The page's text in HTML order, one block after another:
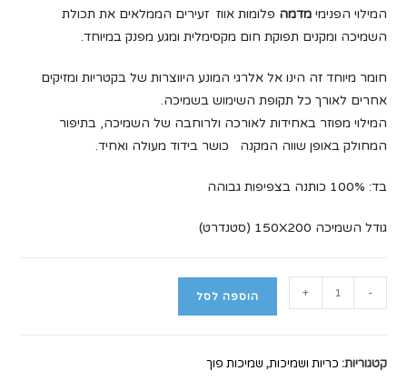
המילוי הפנימימדמה פלומות אווז זעירים הממלאים את תכולת
השמיכה ומקנים תפוקת חום מקסימלית ומגע מפנק במיוחד.
חומר מיוחד זה הינואל אלרגי המונע היווצרות של בקטריות ומזיקים
אחרים לאורך כל תקופת השימוש בשמיכה.
המילוי מפוזר באחידות לאורכה ולרוחבה של השמיכה, בתיפור
המחולק באופן שווה המקנה כושר בידוד מעולה ואחיד.
בד: 100% כותנה בצפיפות גבוהה
גודל השמיכה 150X200 (סטנדרט)
של
-
+ הוספה לסל
קטגוריות: כריות ושמיכות, שמיכות פוך